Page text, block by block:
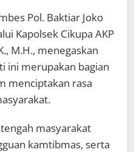
Pol. Baktiar Joko
Kapolsek Cikupa AKP
M.H., menegaskan
ini merupakan bagian
menciptakan rasa
masyarakat
kamtibmas, serta